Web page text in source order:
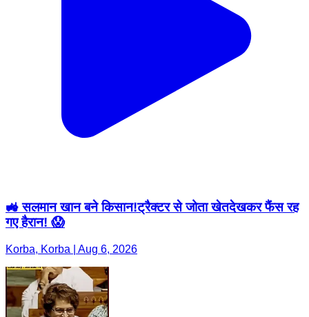
🚜 सलमान खान बने किसान!ट्रैक्टर से जोता खेतदेखकर फैंस रह
गए हैरान! 😱
Korba, Korba | Aug 6, 2026